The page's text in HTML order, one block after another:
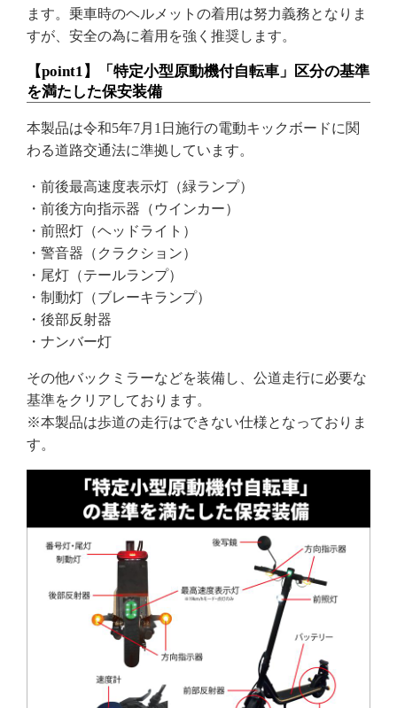
ます。乗車時のヘルメットの着用は努力義務となりま
すが、安全の為に着用を強く推奨します。
【point1】「特定小型原動機付自転車」区分の基準
を満たした保安装備
本製品は令和5年7月1日施行の電動キックボードに関
わる道路交通法に準拠しています。
・前後最高速度表示灯（緑ランプ）
・前後方向指示器（ウインカー）
・前照灯（ヘッドライト）
・警音器（クラクション）
・尾灯（テールランプ）
・制動灯（ブレーキランプ）
・後部反射器
・ナンバー灯
その他バックミラーなどを装備し、公道走行に必要な
基準をクリアしております。
※本製品は歩道の走行はできない仕様となっておりま
す。